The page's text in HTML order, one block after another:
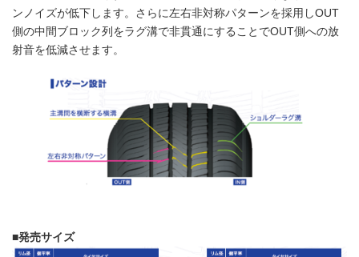
ンノイズが低下します。さらに左右非対称パターンを採用しOUT
側の中間ブロック列をラグ溝で非貫通にすることでOUT側への放
射音を低減させます。
■発売サイズ